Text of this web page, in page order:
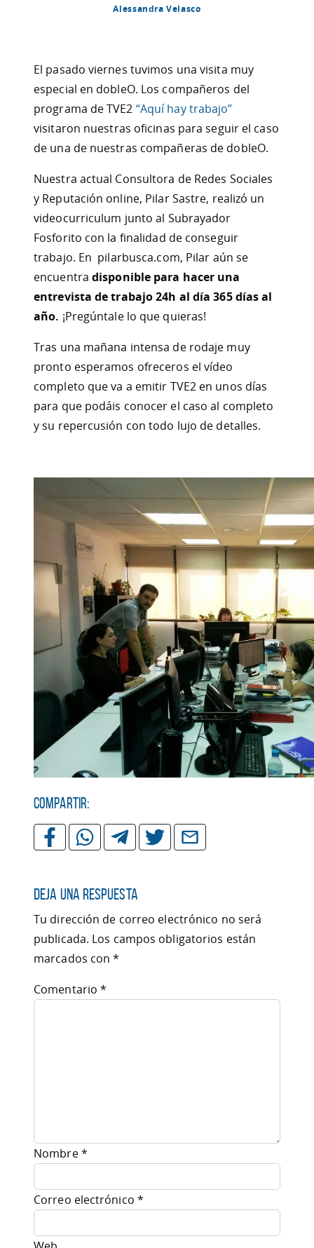
Alessandra Velasco
El pasado viernes tuvimos una visita muy
especial en dobleO. Los compañeros del
programa de TVE2 “Aquí hay trabajo”
visitaron nuestras oficinas para seguir el caso
de una de nuestras compañeras de dobleO.
Nuestra actual Consultora de Redes Sociales
y Reputación online, Pilar Sastre, realizó un
videocurriculum junto al Subrayador
Fosforito con la finalidad de conseguir
trabajo. En pilarbusca.com, Pilar aún se
encuentra disponible para hacer una
entrevista de trabajo 24h al día 365 días al
año. ¡Pregúntale lo que quieras!
Tras una mañana intensa de rodaje muy
pronto esperamos ofreceros el vídeo
completo que va a emitir TVE2 en unos días
para que podáis conocer el caso al completo
y su repercusión con todo lujo de detalles.
Compartir:
Deja una respuesta
Tu dirección de correo electrónico no será
publicada. Los campos obligatorios están
marcados con*
Comentario*
Nombre*
Correo electrónico *